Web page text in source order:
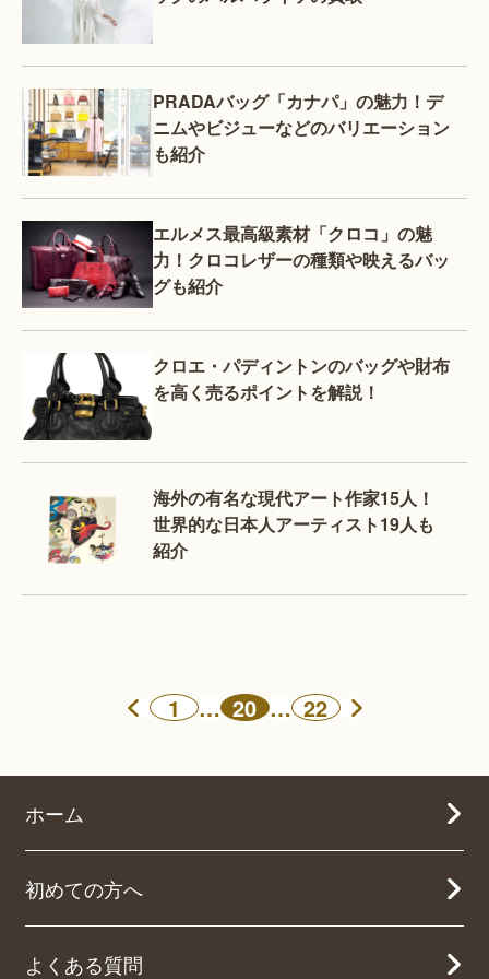
PRADAバッグ「カナパ」の魅力！デ
ニムやビジューなどのバリエーション
も紹介
エルメス最高級素材「クロコ」の魅
力！クロコレザーの種類や映えるバッ
グも紹介
クロエ・パディントンのバッグや財布
を高く売るポイントを解説！
海外の有名な現代アート作家15人！
世界的な日本人アーティスト19人も
紹介
1 … 20 … 22
ホーム
初めての方へ
よくある質問